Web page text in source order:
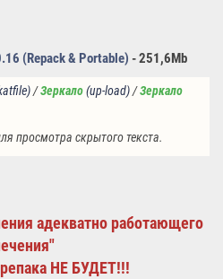
(Repack & Portable) -251,6Mb
) / Зеркало(up-load) /Зеркало
просмотра скрытого текста.
адекватно работающего
НЕ БУДЕТ!!!